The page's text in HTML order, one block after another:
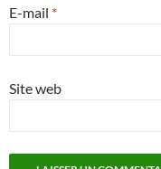
E-mail *
Site web